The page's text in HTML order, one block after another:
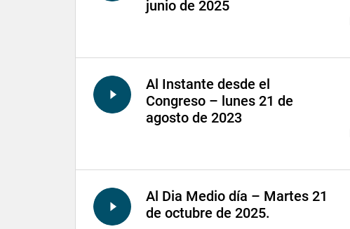
junio de 2025
Al Instante desde el
Congreso – lunes 21 de
agosto de 2023
Al Dia Medio día – Martes 21
de octubre de 2025.